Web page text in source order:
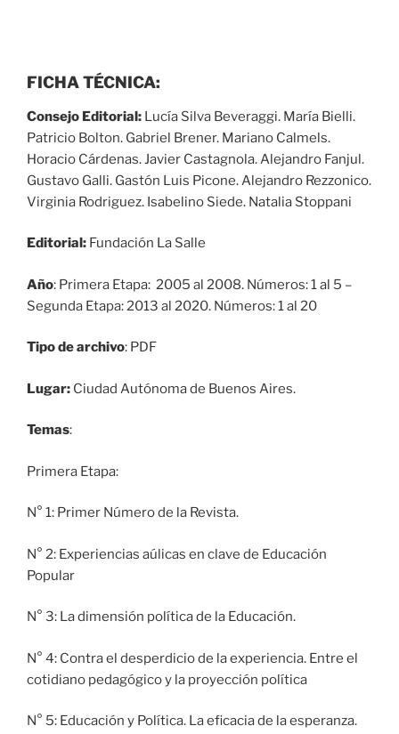
FICHA TÉCNICA:
Consejo Editorial: Lucía Silva Beveraggi. María Bielli.
Patricio Bolton. Gabriel Brener. Mariano Calmels.
Horacio Cárdenas. Javier Castagnola. Alejandro Fanjul.
Gustavo Galli. Gastón Luis Picone. Alejandro Rezzonico.
Virginia Rodriguez. Isabelino Siede. Natalia Stoppani
Editorial: Fundación La Salle
Año: Primera Etapa: 2005 al 2008. Números: 1 al 5 –
Segunda Etapa: 2013 al 2020. Números: 1 al 20
Tipo de archivo: PDF
Lugar: Ciudad Autónoma de Buenos Aires.
Temas:
Primera Etapa:
N° 1: Primer Número de la Revista.
N° 2: Experiencias aúlicas en clave de Educación
Popular
N° 3: La dimensión política de la Educación.
N° 4: Contra el desperdicio de la experiencia. Entre el
cotidiano pedagógico y la proyección política
N° 5: Educación y Política. La eficacia de la esperanza.